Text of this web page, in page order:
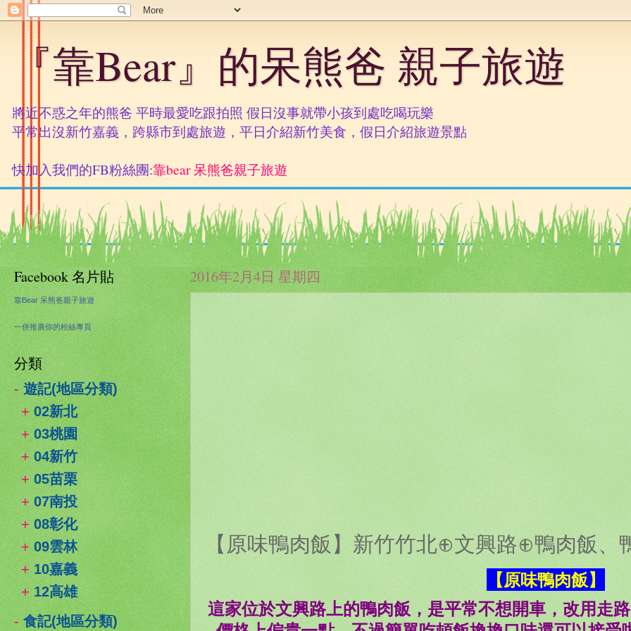
『靠Bear』的呆熊爸 親子旅遊
將近不惑之年的熊爸 平時最愛吃跟拍照 假日沒事就帶小孩到處吃喝玩樂
平常出沒新竹嘉義，跨縣市到處旅遊，平日介紹新竹美食，假日介紹旅遊景點
快加入我們的FB粉絲團:靠bear 呆熊爸親子旅遊
2016年2月4日 星期四
【原味鴨肉飯】新竹竹北⊕文興路⊕鴨肉飯、
【原味鴨肉飯】
這家位於文興路上的鴨肉飯，是平常不想開車，改用走
Facebook 名片貼
靠Bear 呆熊爸親子旅遊
一併推廣你的粉絲專頁
分類
-遊記(地區分類)
+02新北
+03桃園
+04新竹
+05苗栗
+07南投
+08彰化
+09雲林
+10嘉義
+12高雄
-食記(地區分類)